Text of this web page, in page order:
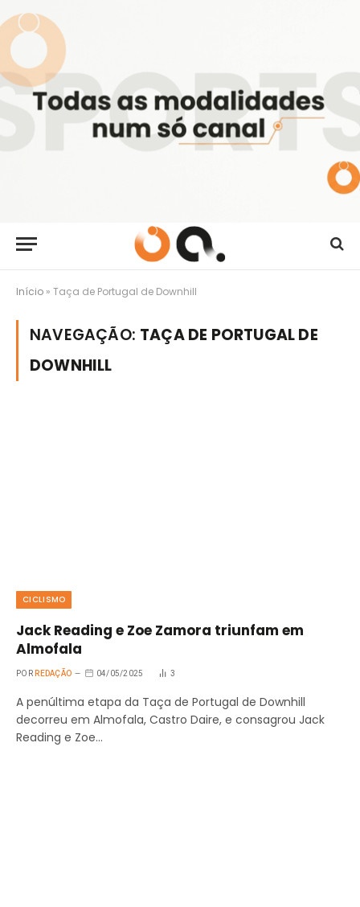
Início » Taça de Portugal de Downhill
NAVEGAÇÃO: TAÇA DE PORTUGAL DE
DOWNHILL
CICLISMO
Jack Reading e Zoe Zamora triunfam em
Almofala
POR REDAÇÃO 04/05/2025 3
A penúltima etapa da Taça de Portugal de Downhill
decorreu em Almofala, Castro Daire, e consagrou Jack
Reading e Zoe…